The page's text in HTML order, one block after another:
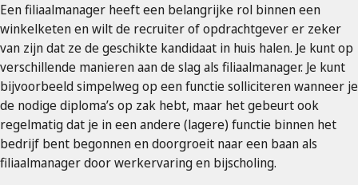
Een filiaalmanager heeft een belangrijke rol binnen een
winkelketen en wilt de recruiter of opdrachtgever er zeker
van zijn dat ze de geschikte kandidaat in huis halen. Je kunt op
verschillende manieren aan de slag als filiaalmanager. Je kunt
bijvoorbeeld simpelweg op een functie solliciteren wanneer je
de nodige diploma’s op zak hebt, maar het gebeurt ook
regelmatig dat je in een andere (lagere) functie binnen het
bedrijf bent begonnen en doorgroeit naar een baan als
filiaalmanager door werkervaring en bijscholing.